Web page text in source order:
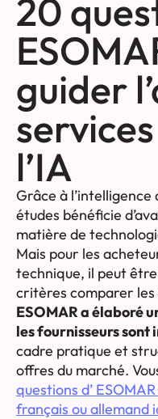
20
guider
l’IA
Grâce à
études bénéficie
matière de
Mais pour les
technique, il peut
critères comparer les
ESOMAR a élaboré
les fournisseurs
cadre pratique et
offres du marché.
questions d’
français ou allemand